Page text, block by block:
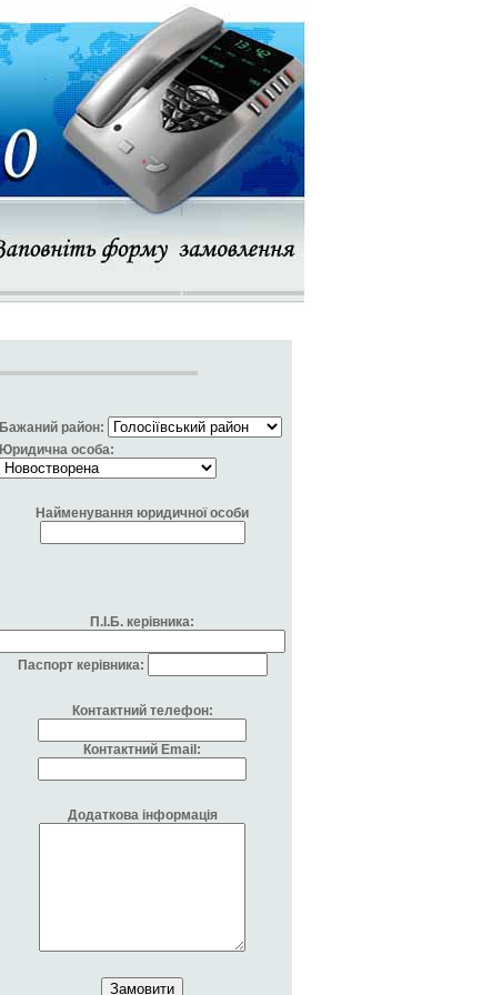
Бажаний район:
Юридична особа:
Найменування юридичної особи
П.І.Б. керівника:
Паспорт керівника:
Контактний телефон:
Контактний Email:
Додаткова інформація